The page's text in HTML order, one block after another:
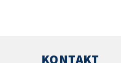
KONTAKT